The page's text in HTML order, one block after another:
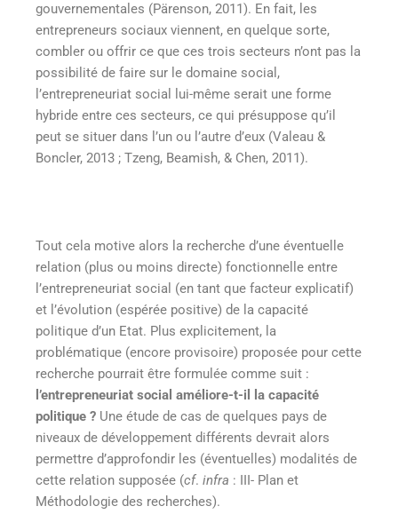
gouvernementales (Pärenson, 2011). En fait, les
entrepreneurs sociaux viennent, en quelque sorte,
combler ou offrir ce que ces trois secteurs n’ont pas la
possibilité de faire sur le domaine social,
l’entrepreneuriat social lui-même serait une forme
hybride entre ces secteurs, ce qui présuppose qu’il
peut se situer dans l’un ou l’autre d’eux (Valeau &
Boncler, 2013 ; Tzeng, Beamish, & Chen, 2011).
Tout cela motive alors la recherche d’une éventuelle
relation (plus ou moins directe) fonctionnelle entre
l’entrepreneuriat social (en tant que facteur explicatif)
et l’évolution (espérée positive) de la capacité
politique d’un Etat. Plus explicitement, la
problématique (encore provisoire) proposée pour cette
recherche pourrait être formulée comme suit :
l’entrepreneuriat social améliore-t-il la capacité
politique ? Une étude de cas de quelques pays de
niveaux de développement différents devrait alors
permettre d’approfondir les (éventuelles) modalités de
cette relation supposée (cf. infra : III- Plan et
Méthodologie des recherches).